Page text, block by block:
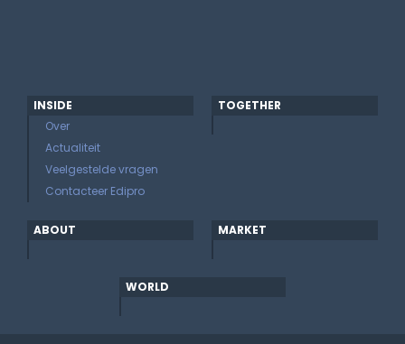
INSIDE
Over
Actualiteit
Veelgestelde vragen
Contacteer Edipro
TOGETHER
ABOUT MARKET
WORLD